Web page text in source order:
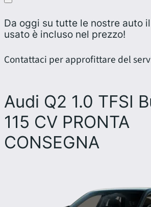
Da oggi su tutte le nostre auto
usato è incluso nel prezzo!
Contattaci per approfittare del
Audi Q2 1.0 TFSI
115 CV PRONTA
CONSEGNA